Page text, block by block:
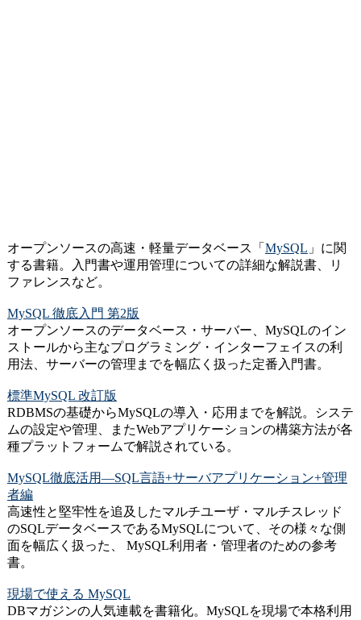
オープンソースの高速・軽量データベース「 MySQL 」に関
する書籍。入門書や運用管理についての詳細な解説書、リ
ファレンスなど。
MySQL 徹底入門 第2版
オープンソースのデータベース・サーバー、MySQLのイン
ストールから主なプログラミング・インターフェイスの利
用法、サーバーの管理までを幅広く扱った定番入門書。
標準MySQL 改訂版
RDBMSの基礎からMySQLの導入・応用までを解説。システ
ムの設定や管理、またWebアプリケーションの構築方法が各
種プラットフォームで解説されている。
MySQL徹底活用―SQL言語+サーバアプリケーション+管理
者編
高速性と堅牢性を追及したマルチユーザ・マルチスレッド
のSQLデータベースであるMySQLについて、その様々な側
面を幅広く扱った、 MySQL利用者・管理者のための参考
書。
現場で使える MySQL
DBマガジンの人気連載を書籍化。MySQLを現場で本格利用